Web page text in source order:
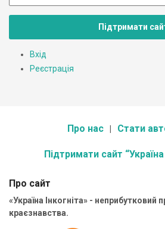
Підтримати
Вхід
Реєстрація
Про нас Стати
Підтримати сайт “Україна
Про сайт
«Україна Інкогніта» - неприбутковий
краєзнавства.